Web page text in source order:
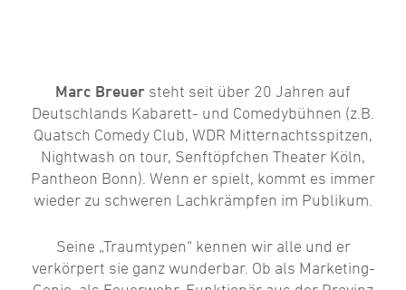
Marc Breuer steht seit über 20 Jahren auf
Deutschlands Kabarett- und Comedybühnen (z.B.
Quatsch Comedy Club, WDR Mitternachtsspitzen,
Nightwash on tour, Senftöpfchen Theater Köln,
Pantheon Bonn). Wenn er spielt, kommt es immer
wieder zu schweren Lachkrämpfen im Publikum.
Seine „Traumtypen“ kennen wir alle und er
verkörpert sie ganz wunderbar. Ob als Marketing-